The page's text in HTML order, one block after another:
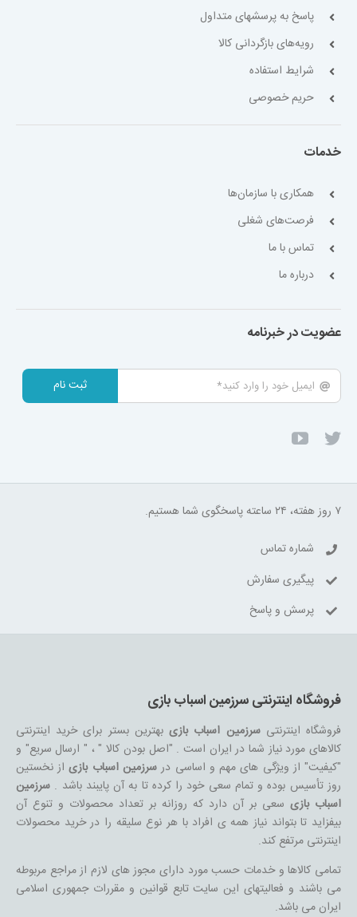
پاسخ به پرسشهای متداول
رویه‌های بازگردانی کالا
شرایط استفاده
حریم خصوصی
خدمات
همکاری با سازمان‌ها
فرصت‌های شغلی
تماس با ما
درباره ما
عضویت در خبرنامه
ثبت نام
۷ روز هفته، ۲۴ ساعته پاسخگوی شما هستیم.
شماره تماس
پیگیری سفارش
پرسش و پاسخ
فروشگاه اینترنتی سرزمین اسباب بازی
فروشگاه اینترنتیسرزمین اسباب بازیبهترین بستر برای خرید اینترنتی
کالاهای مورد نیاز شما در ایران است . "اصل بودن کالا " ، " ارسال سریع" و
"کیفیت" از ویژگی های مهم و اساسی در سرزمین اسباب بازیاز نخستین
روز تأسیس بوده و تمام سعی خود را کرده تا به آن پایبند باشد .سرزمین
اسباب بازیسعی بر آن دارد که روزانه بر تعداد محصولات و تنوع آن
بیفزاید تا بتواند نیاز همه ی افراد با هر نوع سلیقه را در خرید محصولات
اینترنتی مرتفع کند.
تمامی کالاها و خدمات حسب مورد دارای مجوز های لازم از مراجع مربوطه
می باشند و فعالیتهای این سایت تابع قوانین و مقررات جمهوری اسلامی
ایران می باشد.